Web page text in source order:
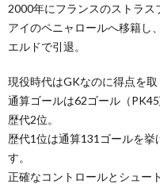
2000年にフランスのストラ
アイのペニャロールへ移籍し
エルドで引退。
現役時代はGKなのに得点を取
通算ゴールは62ゴール（
歴代2位。
歴代1位は通算131ゴールを挙
す。
正確なコントロールとシュー